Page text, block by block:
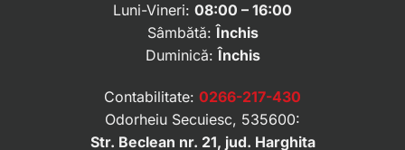
Luni-Vineri: 08:00 – 16:00
Sâmbătă: Închis
Duminică: Închis
Contabilitate: 0266-217-430
Odorheiu Secuiesc, 535600:
Str. Beclean nr. 21, jud. Harghita